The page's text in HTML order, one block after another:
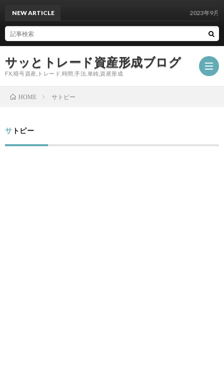
サッとトレード資産形成ブログ
FX,暗号資産,トレード,時間,手法,単純,資産形成
NEW ARTICLE 2023年9月18日の
HOME サトピー
サトピー